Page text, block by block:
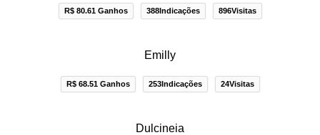
R$ 80.61 Ganhos 388Indicações 896Visitas
Emilly
R$ 68.51 Ganhos 253Indicações 24Visitas
Dulcineia